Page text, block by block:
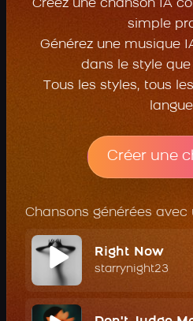
Créez une chanson IA
simple
Générez une musique
dans le style que
Tous les styles, tous
Créer une
Chansons générées
Right Now
starrynight23